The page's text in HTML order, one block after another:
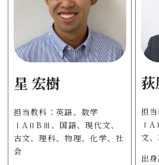
星 宏樹
担当教科：英語、数学
ⅠAⅡBⅢ、国語、現代文、
古文、理科、物理、化学、社
会
担
文
出